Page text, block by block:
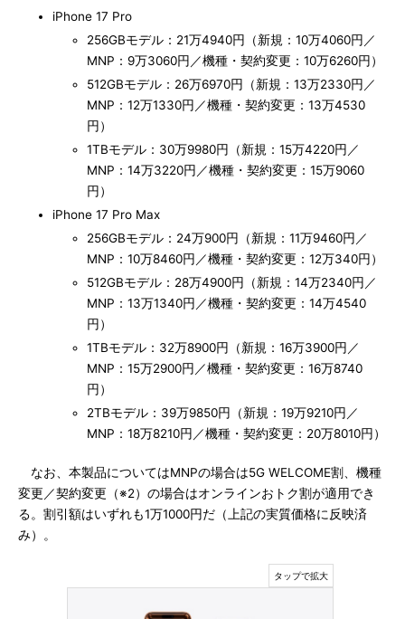
iPhone 17 Pro
256GBモデル：21万4940円（新規：10万4060円／
MNP：9万3060円／機種・契約変更：10万6260円）
512GBモデル：26万6970円（新規：13万2330円／
MNP：12万1330円／機種・契約変更：13万4530
円）
1TBモデル：30万9980円（新規：15万4220円／
MNP：14万3220円／機種・契約変更：15万9060
円）
iPhone 17 Pro Max
256GBモデル：24万900円（新規：11万9460円／
MNP：10万8460円／機種・契約変更：12万340円）
512GBモデル：28万4900円（新規：14万2340円／
MNP：13万1340円／機種・契約変更：14万4540
円）
1TBモデル：32万8900円（新規：16万3900円／
MNP：15万2900円／機種・契約変更：16万8740
円）
2TBモデル：39万9850円（新規：19万9210円／
MNP：18万8210円／機種・契約変更：20万8010円）
なお、本製品についてはMNPの場合は5G WELCOME割、機種
変更／契約変更（※2）の場合はオンラインおトク割が適用でき
る。割引額はいずれも1万1000円だ（上記の実質価格に反映済
み）。